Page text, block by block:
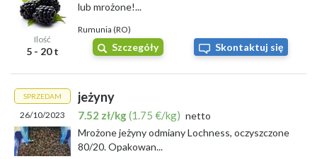
Ilość
5 - 20 t
lub mrożone!...
Rumunia (RO)
Szczegóły Skontaktuj się
SPRZEDAM
26/10/2023
jeżyny
7.52 zł/kg(1.75 €/kg) netto
Mrożone jeżyny odmiany Lochness, oczyszczone
80/20. Opakowan...